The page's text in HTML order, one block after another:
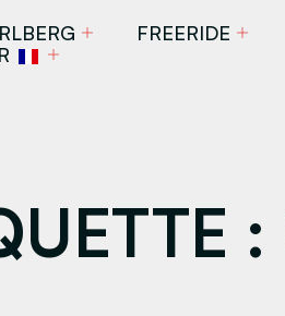
FREERIDE
: